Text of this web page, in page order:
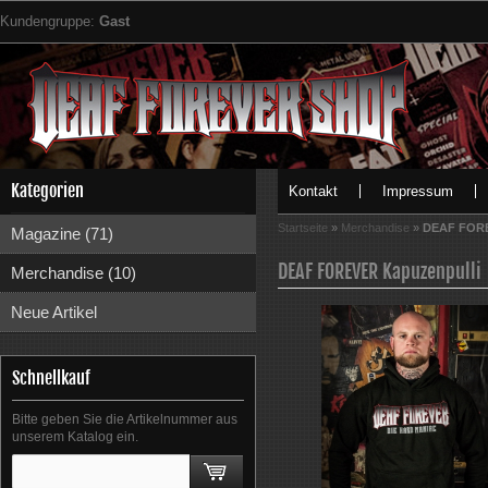
Kundengruppe: Gast
Kategorien
Magazine (71)
Merchandise (10)
Neue Artikel
Schnellkauf
Bitte geben Sie die Artikelnummer aus
unserem Katalog ein.
Kontakt Impressum
Startseite » Merchandise » DEAF
DEAF FOREVER Kapuzenpulli